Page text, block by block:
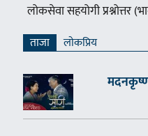
लोकसेवा सहयोगी प्रश्नोत्तर
ताजा लाेकप्रिय
मदनकृष्ण